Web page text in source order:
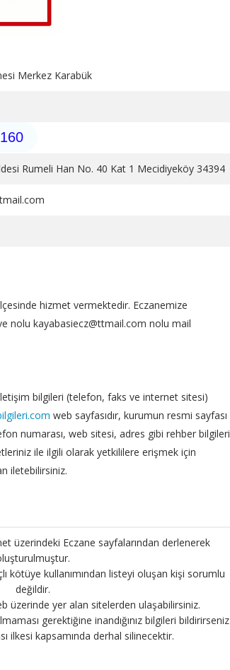
Merkez Karabük
Rumeli Han No. 40 Kat 1 Mecidiyeköy 34394
hizmet vermektedir. Eczanemize
nolu kayabasiecz@ttmail.com nolu mail
bilgileri (telefon, faks ve internet sitesi)
web sayfasıdır, kurumun resmi sayfası
numarası, web sitesi, adres gibi rehber bilgileri
ile ilgili olarak yetkililere erişmek için
iletebilirsiniz.
üzerindeki Eczane sayfalarından derlenerek
kötüye kullanımından listeyi oluşan kişi sorumlu
değildir.
üzerinde yer alan sitelerden ulaşabilirsiniz.
gerektiğine inandığınız bilgileri bildirirseniz
ilkesi kapsamında derhal silinecektir.